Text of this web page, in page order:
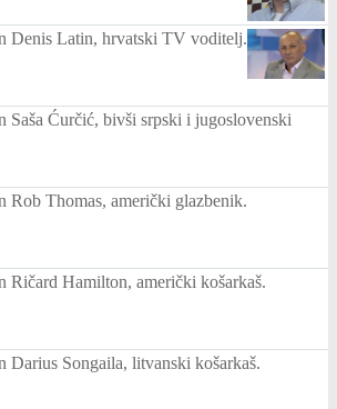
Denis Latin, hrvatski TV voditelj.
Saša Ćurčić, bivši srpski i jugoslovenski
Rob Thomas, američki glazbenik.
Ričard Hamilton, američki košarkaš.
Darius Songaila, litvanski košarkaš.